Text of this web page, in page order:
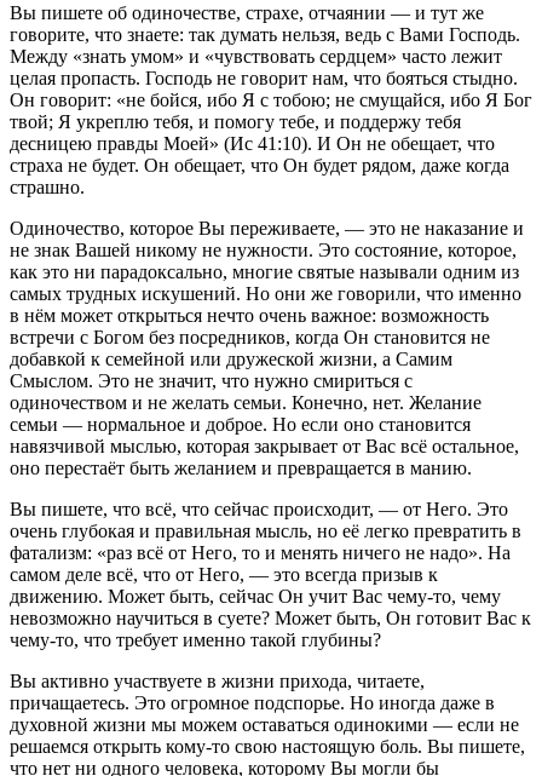
Вы пишете об одиночестве, страхе, отчаянии — и тут же
говорите, что знаете: так думать нельзя, ведь с Вами Господь.
Между «знать умом» и «чувствовать сердцем» часто лежит
целая пропасть. Господь не говорит нам, что бояться стыдно.
Он говорит: «не бойся, ибо Я с тобою; не смущайся, ибо Я Бог
твой; Я укреплю тебя, и помогу тебе, и поддержу тебя
десницею правды Моей» (Ис 41:10). И Он не обещает, что
страха не будет. Он обещает, что Он будет рядом, даже когда
страшно.
Одиночество, которое Вы переживаете, — это не наказание и
не знак Вашей никому не нужности. Это состояние, которое,
как это ни парадоксально, многие святые называли одним из
самых трудных искушений. Но они же говорили, что именно
в нём может открыться нечто очень важное: возможность
встречи с Богом без посредников, когда Он становится не
добавкой к семейной или дружеской жизни, а Самим
Смыслом. Это не значит, что нужно смириться с
одиночеством и не желать семьи. Конечно, нет. Желание
семьи — нормальное и доброе. Но если оно становится
навязчивой мыслью, которая закрывает от Вас всё остальное,
оно перестаёт быть желанием и превращается в манию.
Вы пишете, что всё, что сейчас происходит, — от Него. Это
очень глубокая и правильная мысль, но её легко превратить в
фатализм: «раз всё от Него, то и менять ничего не надо». На
самом деле всё, что от Него, — это всегда призыв к
движению. Может быть, сейчас Он учит Вас чему-то, чему
невозможно научиться в суете? Может быть, Он готовит Вас к
чему-то, что требует именно такой глубины?
Вы активно участвуете в жизни прихода, читаете,
причащаетесь. Это огромное подспорье. Но иногда даже в
духовной жизни мы можем оставаться одинокими — если не
решаемся открыть кому-то свою настоящую боль. Вы пишете,
что нет ни одного человека, которому Вы могли бы